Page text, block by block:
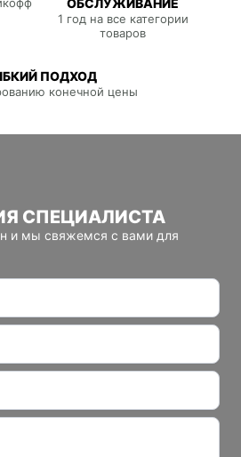
1 год на все категории
товаров
ПОДХОД
конечной цены
СПЕЦИАЛИСТА
и мы свяжемся с вами для